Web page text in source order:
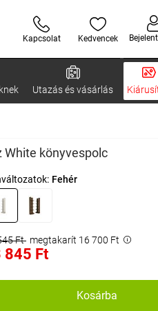
Kapcsolat Kedvencek
Utazás és vásárlás
White könyvespolc
Fehér
Ft megtakarít 16 700 Ft
845 Ft
Kosárba